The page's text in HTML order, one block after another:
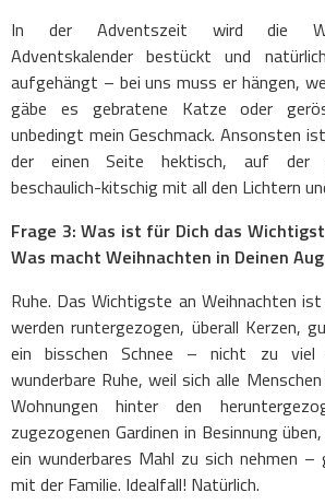
In der Adventszeit wird die
Adventskalender bestückt und
aufgehängt – bei uns muss er hängen,
gäbe es gebratene Katze oder
unbedingt mein Geschmack. Ansonsten
der einen Seite hektisch, auf der
beschaulich-kitschig mit all den Lichtern
Frage 3: Was ist für Dich das
Was macht Weihnachten in Deinen
Ruhe. Das Wichtigste an Weihnachten
werden runtergezogen, überall Kerzen,
ein bisschen Schnee – nicht zu
wunderbare Ruhe, weil sich alle
Wohnungen hinter den
zugezogenen Gardinen in Besinnung
ein wunderbares Mahl zu sich nehmen –
mit der Familie. Idealfall! Natürlich.